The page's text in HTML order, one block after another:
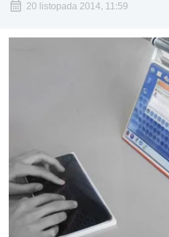
20 listopada 2014, 11:59